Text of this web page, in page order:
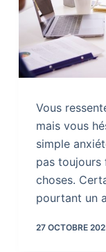
Vous
mais vous
simple
pas
choses.
pourtant un
27 OCTOBRE